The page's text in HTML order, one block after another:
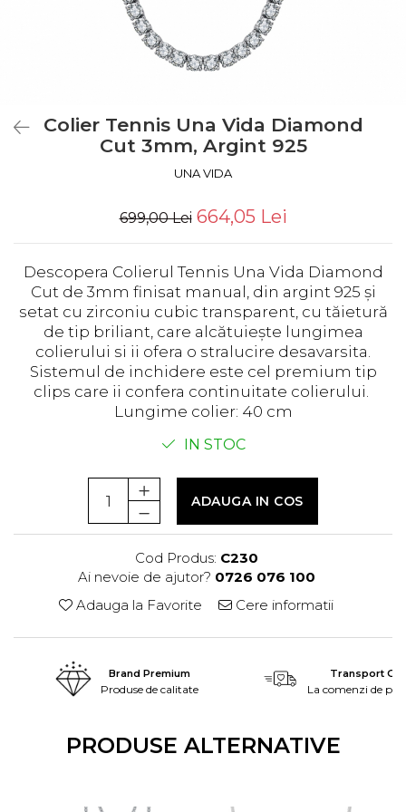
Colier Tennis Una Vida Diamond
Cut 3mm, Argint 925
UNA VIDA
699,00 Lei 664,05 Lei
Descopera Colierul Tennis Una Vida Diamond
Cut de 3mm finisat manual, din argint 925 și
setat cu zirconiu cubic transparent, cu tăietură
de tip briliant, care alcătuiește lungimea
colierului si ii ofera o stralucire desavarsita.
Sistemul de inchidere este cel premium tip
clips care ii confera continuitate colierului.
Lungime colier: 40 cm
IN STOC
ADAUGA IN COS
Cod Produs: C230
Ai nevoie de ajutor? 0726 076 100
Adauga la Favorite
Cere informatii
Brand Premium
Produse de calitate
Transport
La comenzi de
PRODUSE ALTERNATIVE